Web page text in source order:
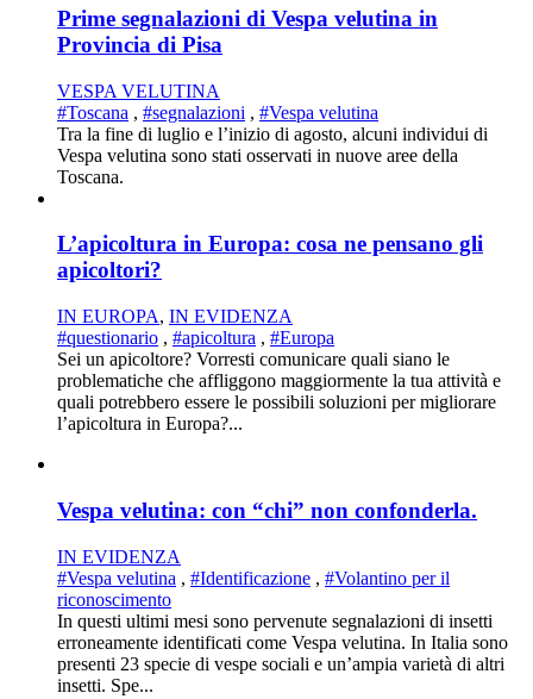
Prime segnalazioni di Vespa velutina in
Provincia di Pisa
VESPA VELUTINA
#Toscana , #segnalazioni , #Vespa velutina
Tra la fine di luglio e l’inizio di agosto, alcuni individui di
Vespa velutina sono stati osservati in nuove aree della
Toscana.
L’apicoltura in Europa: cosa ne pensano gli
apicoltori?
IN EUROPA, IN EVIDENZA
#questionario , #apicoltura , #Europa
Sei un apicoltore? Vorresti comunicare quali siano le
problematiche che affliggono maggiormente la tua attività e
quali potrebbero essere le possibili soluzioni per migliorare
l’apicoltura in Europa?...
Vespa velutina: con “chi” non confonderla.
IN EVIDENZA
#Vespa velutina , #Identificazione , #Volantino per il
riconoscimento
In questi ultimi mesi sono pervenute segnalazioni di insetti
erroneamente identificati come Vespa velutina. In Italia sono
presenti 23 specie di vespe sociali e un’ampia varietà di altri
insetti. Spe...